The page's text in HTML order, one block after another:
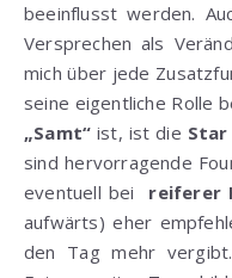
beeinflusst werden.
Versprechen als
mich über jede
seine eigentliche Rolle
„Samt“ ist, ist die Star
sind hervorragende
eventuell bei
reiferer
aufwärts) eher
den Tag mehr